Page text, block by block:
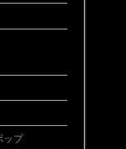
ップ